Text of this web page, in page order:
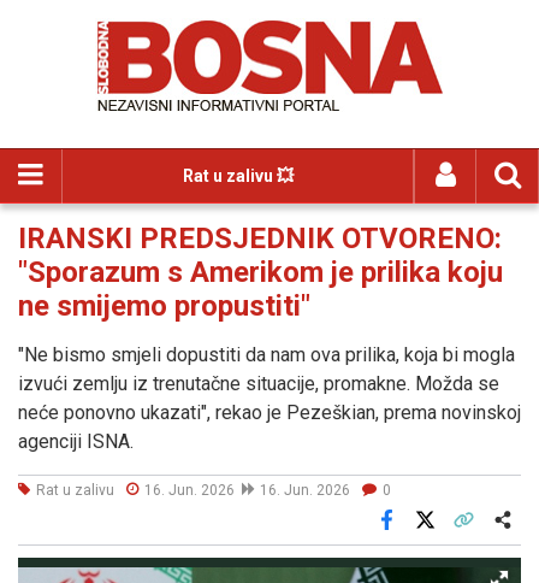
Rat u zalivu 💥
IRANSKI PREDSJEDNIK OTVORENO:
"Sporazum s Amerikom je prilika koju
ne smijemo propustiti"
"Ne bismo smjeli dopustiti da nam ova prilika, koja bi mogla
izvući zemlju iz trenutačne situacije, promakne. Možda se
neće ponovno ukazati", rekao je Pezeškian, prema novinskoj
agenciji ISNA.
Rat u zalivu 16. Jun. 2026 16. Jun. 2026 0
Facebook